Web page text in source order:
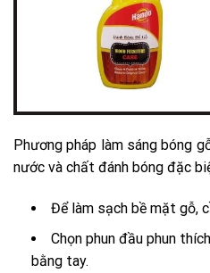
Phương pháp làm sáng bóng
nước và chất đánh bóng đặc
Để làm sạch bề mặt gỗ,
Chọn phun đầu phun
bằng tay.